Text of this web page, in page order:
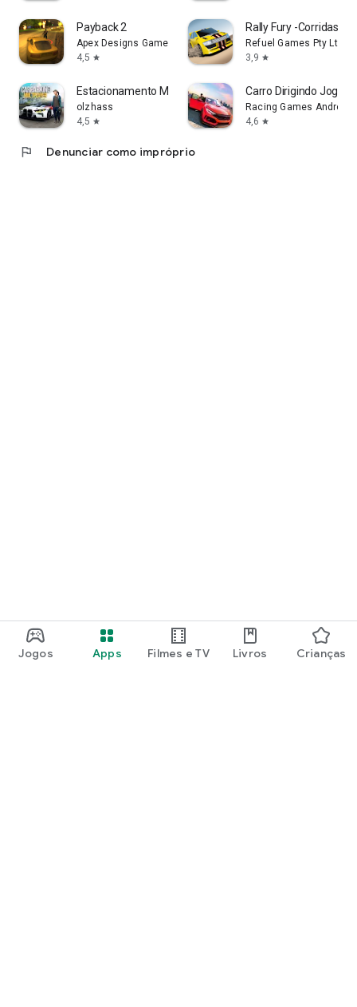
Jogos Apps Filmes e TV Livros Crianças
Payback 2
Apex Designs Games LLP
4,5 star
Rally Fury -Corridas
Refuel Games Pty Ltd
3,9 star
Estacionamento Multijogador
olzhass
4,5 star
Carro Dirigindo Jogos
Racing Games Android
4,6 star
flag Denunciar como impróprio